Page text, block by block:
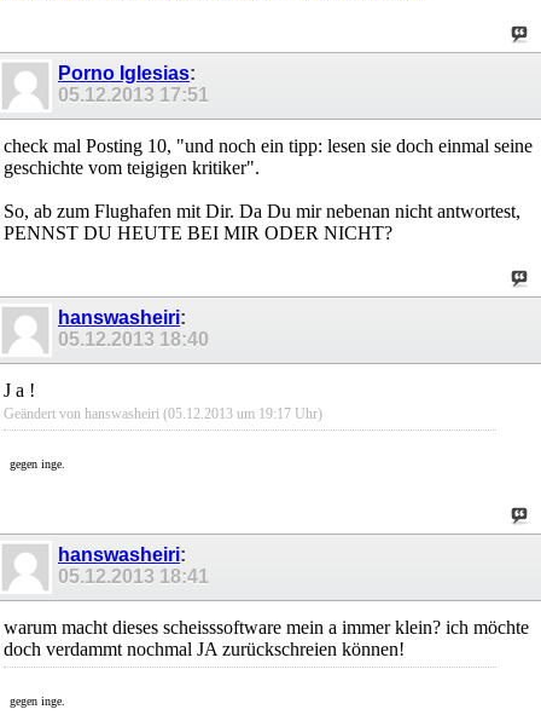
Porno Iglesias:
05.12.2013 17:51
check mal Posting 10, "und noch ein tipp: lesen sie doch einmal seine
geschichte vom teigigen kritiker".
So, ab zum Flughafen mit Dir. Da Du mir nebenan nicht antwortest,
PENNST DU HEUTE BEI MIR ODER NICHT?
hanswasheiri:
05.12.2013 18:40
J a !
Geändert von hanswasheiri (05.12.2013 um 19:17 Uhr)
gegen inge.
hanswasheiri:
05.12.2013 18:41
warum macht dieses scheisssoftware mein a immer klein? ich möchte
doch verdammt nochmal JA zurückschreien können!
gegen inge.